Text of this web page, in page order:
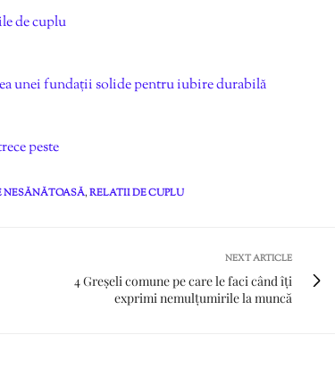
de cuplu
unei fundații solide pentru iubire durabilă
peste
NESĂNĂTOASĂ,RELATII DE CUPLU
NEXT ARTICLE
4 Greșeli comune pe care le faci când îți
exprimi nemulțumirile la muncă